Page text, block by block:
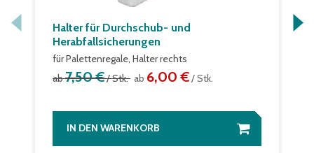
Halter für Durchschub- und
Herabfallsicherungen
für Palettenregale, Halter rechts
ab7,50 €/ Stk. ab 6,00 €/ Stk.
IN DEN WARENKORB